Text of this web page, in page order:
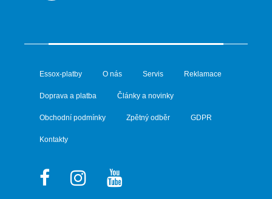
Essox-platby O nás Servis Reklamace
Doprava a platba Články a novinky
Obchodní podmínky Zpětný odběr GDPR
Kontakty